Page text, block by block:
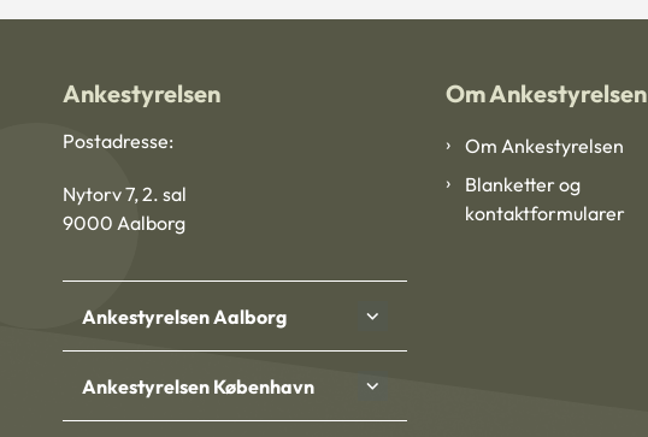
Ankestyrelsen
Postadresse:
Nytorv 7, 2. sal
9000 Aalborg
Ankestyrelsen Aalborg
Ankestyrelsen København
Om Ankestyrelsen
Om Ankestyrelsen
Blanketter og
kontaktformularer